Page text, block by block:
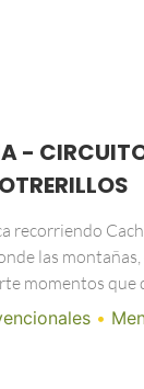
-
recorriendo
las
momentos que
•